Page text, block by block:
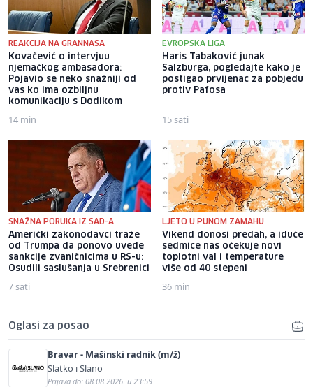
REAKCIJA NA GRANNASA
Kovačević o intervjuu
njemačkog ambasadora:
Pojavio se neko snažniji od
vas ko ima ozbiljnu
komunikaciju s Dodikom
14 min
EVROPSKA LIGA
Haris Tabaković junak
Salzburga, pogledajte kako je
postigao prvijenac za pobjedu
protiv Pafosa
15 sati
SNAŽNA PORUKA IZ SAD-A
Američki zakonodavci traže
od Trumpa da ponovo uvede
sankcije zvaničnicima u RS-u:
Osudili saslušanja u Srebrenici
7 sati
LJETO U PUNOM ZAMAHU
Vikend donosi predah, a iduće
sedmice nas očekuje novi
toplotni val i temperature
više od 40 stepeni
36 min
Oglasi za posao
Bravar - Mašinski radnik (m/ž)
Slatko i Slano
Prijava do: 08.08.2026. u 23:59